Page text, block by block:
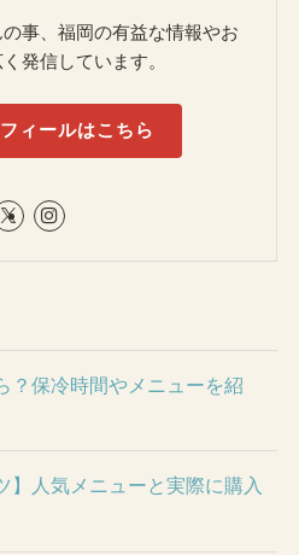
事、福岡の有益な情報やお
発信しています。
ィールはこちら
？保冷時間やメニューを紹
】人気メニューと実際に購入